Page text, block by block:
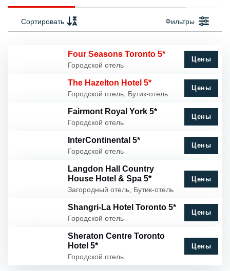
Сортировать Фильтры
Four Seasons Toronto 5*
Городской отель
Цены
The Hazelton Hotel 5*
Городской отель, Бутик-отель
Цены
Fairmont Royal York 5*
Городской отель
Цены
InterContinental 5*
Городской отель
Цены
Langdon Hall Country
House Hotel & Spa 5*
Загородный отель, Бутик-отель
Цены
Shangri-La Hotel Toronto 5*
Городской отель
Цены
Sheraton Centre Toronto
Hotel 5*
Городской отель
Цены